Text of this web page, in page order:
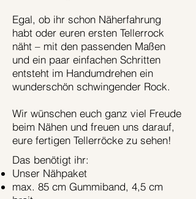
Egal, ob ihr schon Näherfahrung
habt oder euren ersten Tellerrock
näht – mit den passenden Maßen
und ein paar einfachen Schritten
entsteht im Handumdrehen ein
wunderschön schwingender Rock.
Wir wünschen euch ganz viel Freude
beim Nähen und freuen uns darauf,
eure fertigen Tellerröcke zu sehen!
Das benötigt ihr:
Unser Nähpaket
max. 85 cm Gummiband, 4,5 cm